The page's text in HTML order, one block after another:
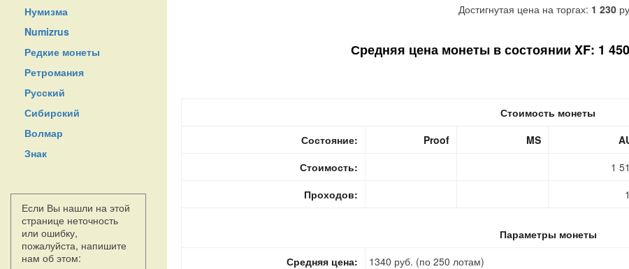
Нумизма
Numizrus
Редкие монеты
Ретромания
Русский
Сибирский
Волмар
Знак
Если Вы нашли на этой
странице неточность
или ошибку,
пожалуйста, напишите
нам об этом:
Достигнутая цена на торгах: 1 230
Средняя цена монеты в состоянии XF: 1
Стоимость монеты
Состояние:
Proof MS
Стоимость:
1
Проходов:
Параметры монеты
Средняя цена:
1340 руб. (по 250 лотам)